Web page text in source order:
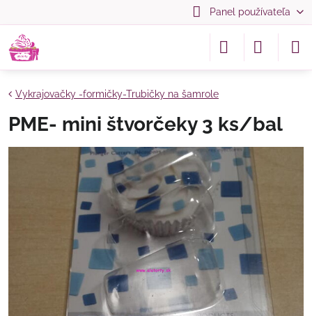
Panel používateľa
Vykrajovačky -formičky-Trubičky na šamrole
PME- mini štvorčeky 3 ks/bal